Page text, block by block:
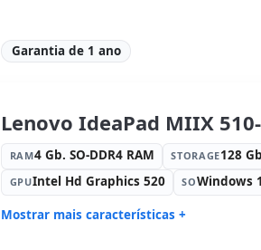
Garantia de 1 ano
Lenovo IdeaPad MIIX
RAM4 Gb. SO-DDR4 RAM STORAGE128
GPUIntel Hd Graphics 520 SOWindows
Mostrar mais características +